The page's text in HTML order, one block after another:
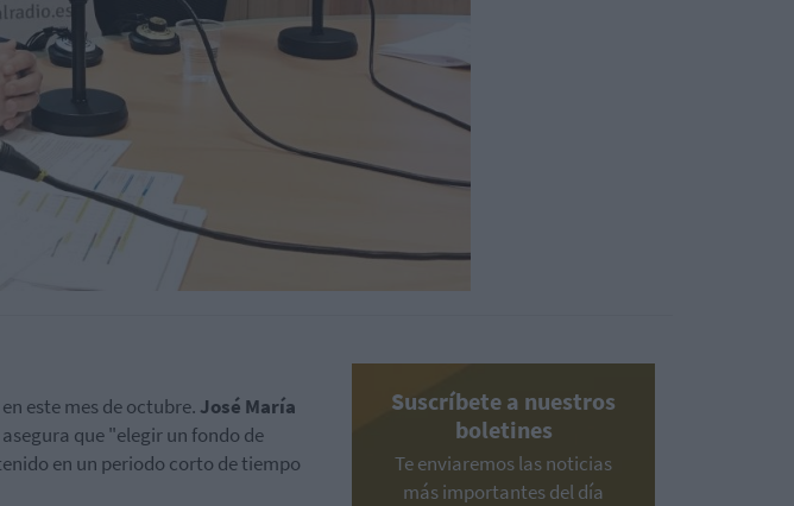
este mes de octubre. José María
asegura que "elegir un fondo de
en un periodo corto de tiempo
Suscríbete a nuestros
boletines
Te enviaremos las noticias
más importantes del día